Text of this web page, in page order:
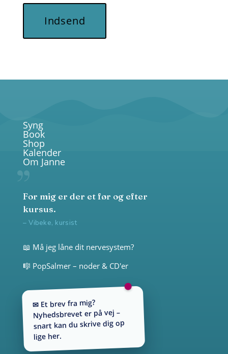
Indsend
Syng
Book
Shop
Kalender
Om Janne
For mig er der et før og efter
kursus.
– Vibeke, kursist
📖 Må jeg låne dit nervesystem?
🎼 PopSalmer – noder & CD'er
✉ Et brev fra mig?
Nyhedsbrevet er på vej –
snart kan du skrive dig op
lige her.